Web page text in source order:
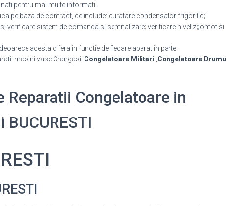
pentru mai multe informatii.
pe baza de contract, ce include: curatare condensator frigorific;
verificare sistem de comanda si semnalizare; verificare nivel zgomot si
acesta difera in functie de fiecare aparat in parte.
masini vase Crangasi, Congelatoare Militari Congelatoare Drumul
Congelatoare in